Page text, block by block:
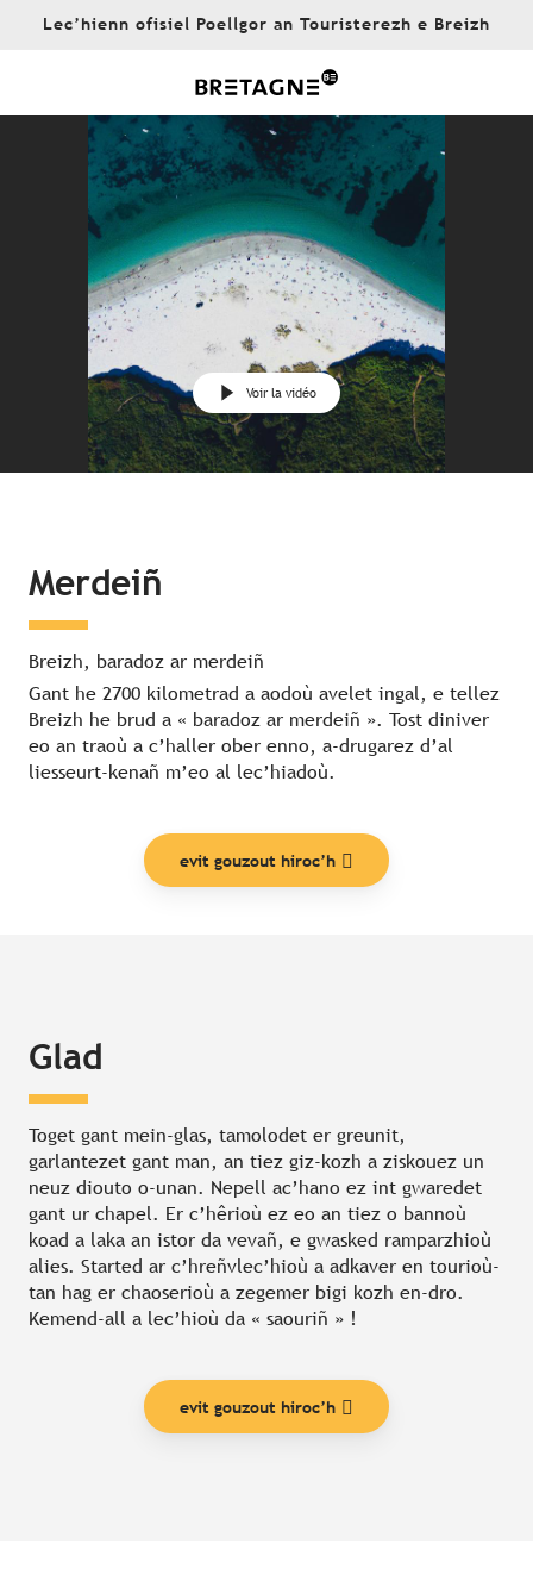
Lec’hienn ofisiel Poellgor an Touristerezh e Breizh
Voir la vidéo
Merdeiñ
Breizh, baradoz ar merdeiñ
Gant he 2700 kilometrad a aodoù avelet ingal, e tellez
Breizh he brud a « baradoz ar merdeiñ ». Tost diniver
eo an traoù a c’haller ober enno, a-drugarez d’al
liesseurt-kenañ m’eo al lec’hiadoù.
evit gouzout hiroc’h
Glad
Toget gant mein-glas, tamolodet er greunit,
garlantezet gant man, an tiez giz-kozh a ziskouez un
neuz diouto o-unan. Nepell ac’hano ez int gwaredet
gant ur chapel. Er c’hêrioù ez eo an tiez o bannoù
koad a laka an istor da vevañ, e gwasked ramparzhioù
alies. Started ar c’hreñvlec’hioù a adkaver en tourioù-
tan hag er chaoserioù a zegemer bigi kozh en-dro.
Kemend-all a lec’hioù da « saouriñ » !
evit gouzout hiroc’h